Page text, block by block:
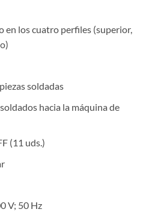
en los cuatro perfiles (superior,
soldadas
hacia la máquina de
(11 uds.)
V; 50 Hz